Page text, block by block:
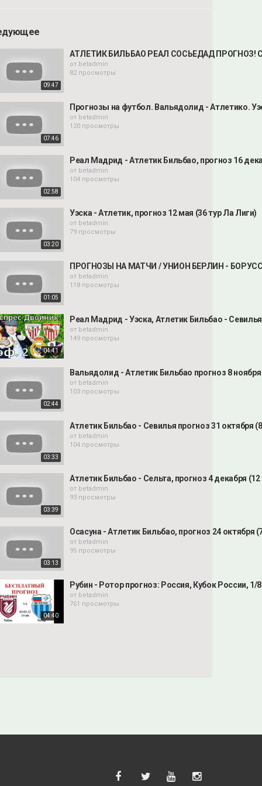
09:47
АТЛЕТИК БИЛЬБАО РЕАЛ СОСЬЕДАД ПРОГНОЗ!
от betadmin
82 просмотры
07:46
Прогнозы на футбол. Вальядолид - Атлетико.
от betadmin
120 просмотры
02:58
Реал Мадрид - Атлетик Бильбао, прогноз 16
от betadmin
104 просмотры
03:20
Уэска - Атлетик, прогноз 12 мая (36 тур Ла Лиги)
от betadmin
79 просмотры
01:05
ПРОГНОЗЫ НА МАТЧИ / УНИОН БЕРЛИН -
от betadmin
118 просмотры
04:41
Реал Мадрид - Уэска, Атлетик Бильбао -
от betadmin
149 просмотры
02:44
Вальядолид - Атлетик Бильбао прогноз 8
от betadmin
103 просмотры
03:33
Атлетик Бильбао - Севилья прогноз 31 октября
от betadmin
104 просмотры
03:39
Атлетик Бильбао - Сельта, прогноз 4 декабря
от betadmin
93 просмотры
03:13
Осасуна - Атлетик Бильбао, прогноз 24 октября
от betadmin
95 просмотры
04:40
Рубин - Ротор прогноз: Россия, Кубок России,
от betadmin
761 просмотры